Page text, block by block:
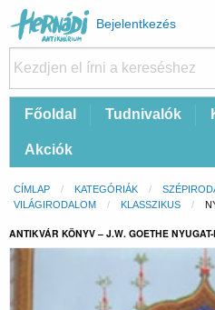
Felhasználói
fiók
menüje
Bejelentkezés
FőFőoldal Tudnivalók
Akciók
Morzsa
CÍMLAP KATEGÓRIÁK
VILÁGIRODALOM
KLASSZIKUS
ANTIKVÁR KÖNYV – J.W. GOETHE